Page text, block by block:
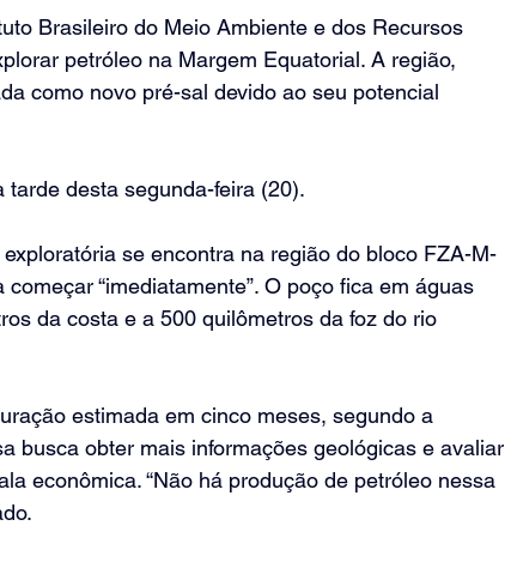
Brasileiro do Meio Ambiente e dos Recursos
petróleo na Margem Equatorial. A região,
como novo pré-sal devido ao seu potencial
desta segunda-feira (20).
se encontra na região do bloco FZA-M-
“imediatamente”. O poço fica em águas
da costa e a 500 quilômetros da foz do rio
estimada em cinco meses, segundo a
busca obter mais informações geológicas e avaliar
econômica. “Não há produção de petróleo nessa